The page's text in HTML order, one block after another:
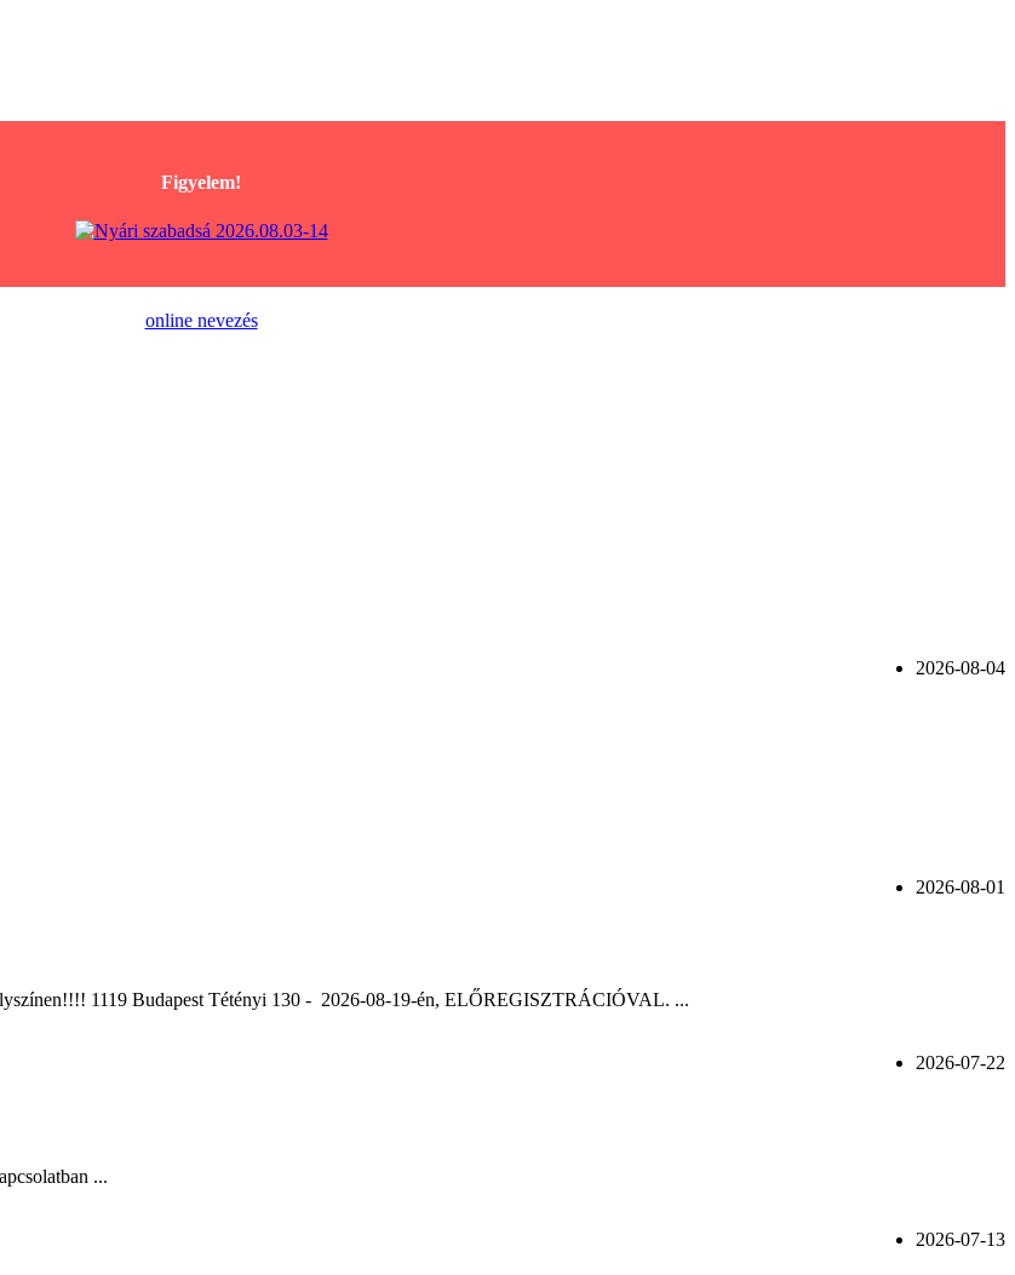
Figyelem!
online nevezés
2026-08-04
2026-08-01
1119 Budapest Tétényi 130 - 2026-08-19-én, ELŐREGISZTRÁCIÓVAL. ...
2026-07-22
...
2026-07-13